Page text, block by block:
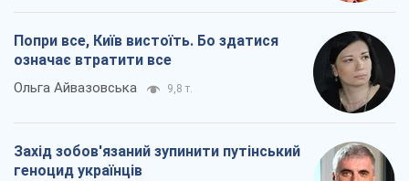
Попри все, Київ вистоїть. Бо здатися
означає втратити все
Ольга Айвазовська 9,8 т.
Захід зобов'язаний зупинити путінський
геноцид українців